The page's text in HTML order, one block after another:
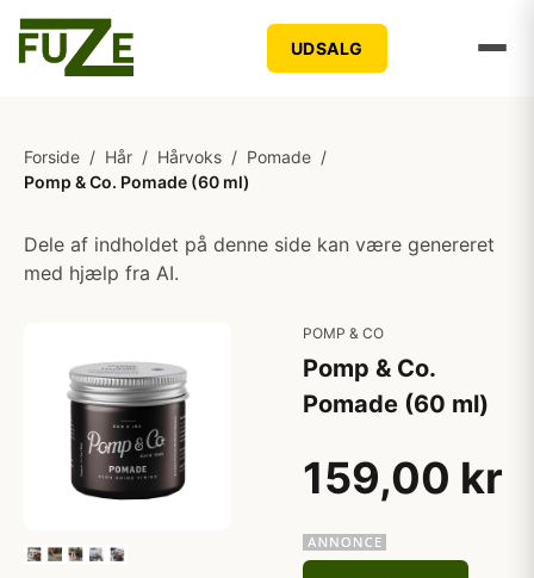
UDSALG
Forside / Hår / Hårvoks / Pomade /
Pomp & Co. Pomade (60 ml)
Dele af indholdet på denne side kan være genereret
med hjælp fra AI.
POMP & CO
Pomp & Co.
Pomade (60 ml)
159,00 kr